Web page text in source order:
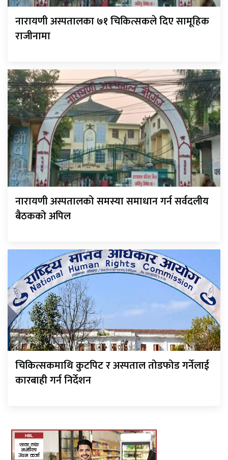
नारायणी अस्पतालका ७१ चिकित्सकले दिए सामूहिक
राजीनामा
नारायणी अस्पतालको समस्या समाधान गर्न सर्वदलीय
बैठकको अपिल
चिकित्सकमाथि कुटपिट र अस्पताल तोडफोड गर्नेलाई
कारबाही गर्न निर्देशन